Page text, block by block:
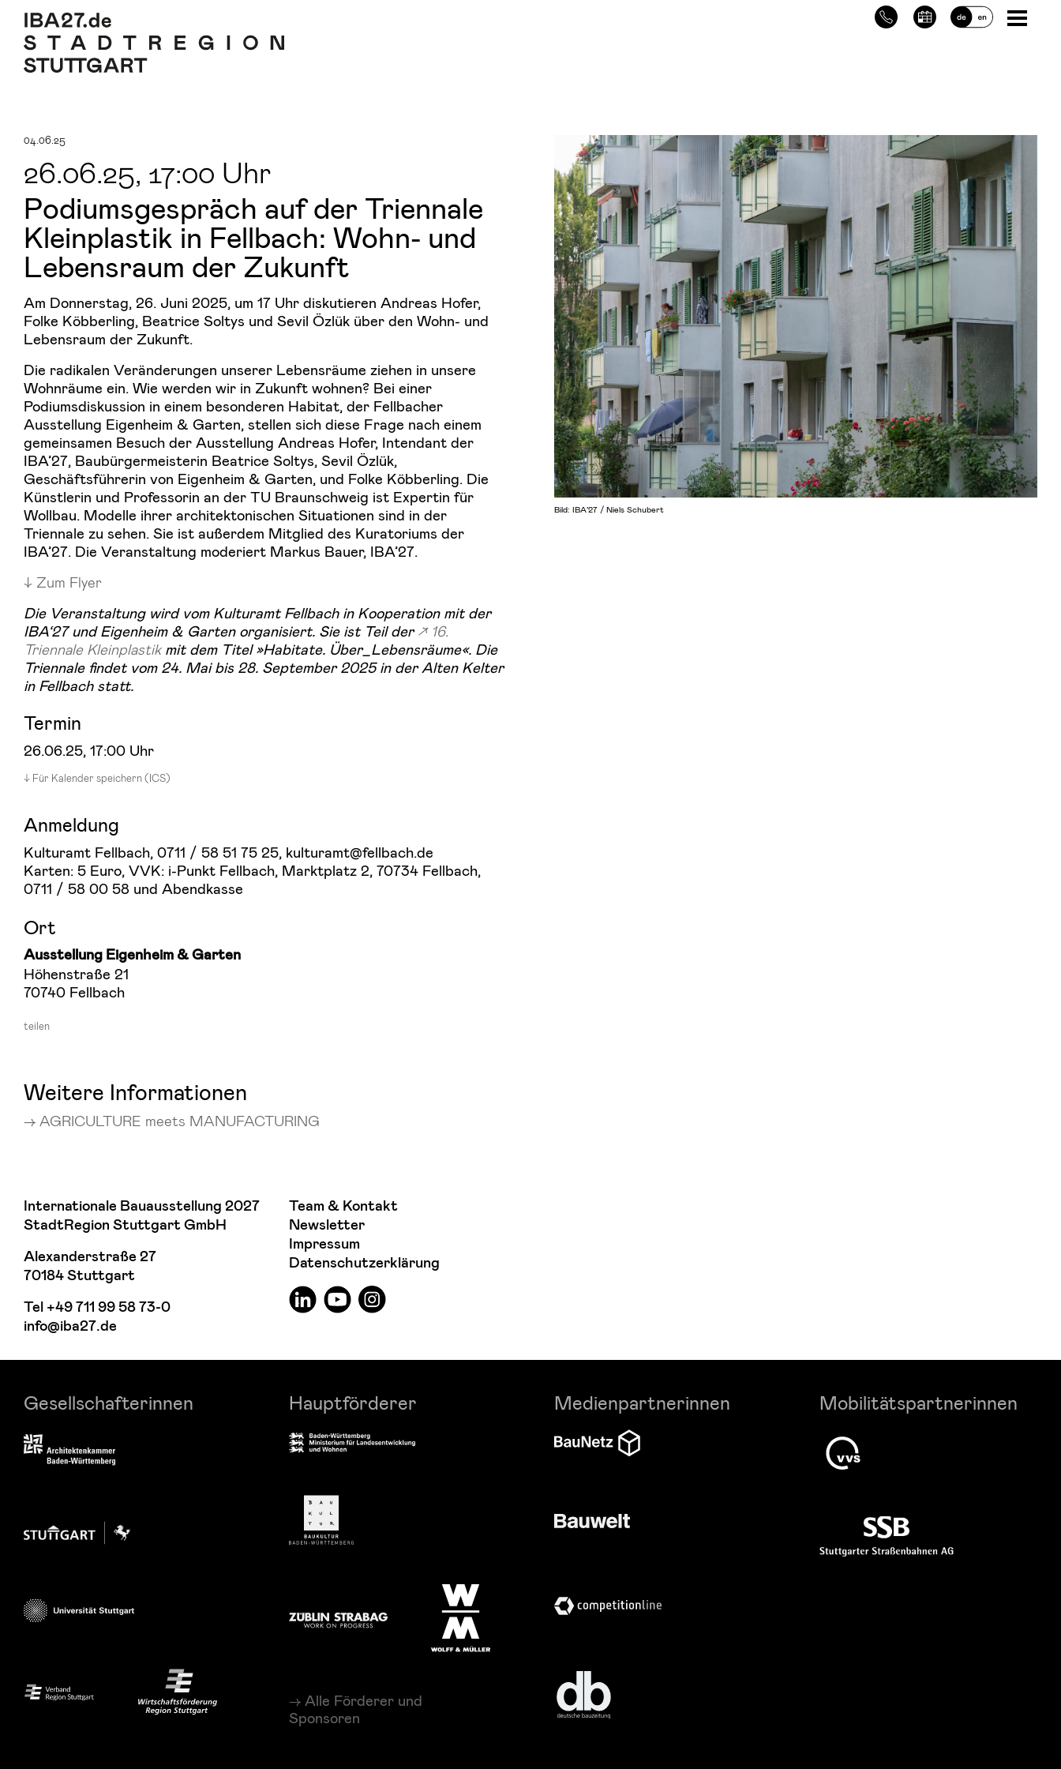
04.06.25
26.06.25 , 17:00 Uhr
Podiumsgespräch auf der Triennale
Kleinplastik in Fellbach: Wohn- und
Lebensraum der Zukunft
Am Donnerstag, 26. Juni 2025, um 17 Uhr diskutieren Andreas Hofer,
Folke Köbberling, Beatrice Soltys und Sevil Özlük über den Wohn- und
Lebensraum der Zukunft.
Die radikalen Veränderungen unserer Lebensräume ziehen in unsere
Wohnräume ein. Wie werden wir in Zukunft wohnen? Bei einer
Podiumsdiskussion in einem besonderen Habitat, der Fellbacher
Ausstellung Eigenheim & Garten, stellen sich diese Frage nach einem
gemeinsamen Besuch der Ausstellung Andreas Hofer, Intendant der
IBA’27, Baubürgermeisterin Beatrice Soltys, Sevil Özlük,
Geschäftsführerin von Eigenheim & Garten, und Folke Köbberling. Die
Künstlerin und Professorin an der TU Braunschweig ist Expertin für
Wollbau. Modelle ihrer architektonischen Situationen sind in der
Triennale zu sehen. Sie ist außerdem Mitglied des Kuratoriums der
IBA’27. Die Veranstaltung moderiert Markus Bauer, IBA’27.
Zum Flyer
Die Veranstaltung wird vom Kulturamt Fellbach in Kooperation mit der
IBA‘27 und Eigenheim & Garten organisiert. Sie ist Teil der
16.
Triennale Kleinplastikmit dem Titel »Habitate. Über_Lebensräume«. Die
Triennale findet vom 24. Mai bis 28. September 2025 in der Alten Kelter
in Fellbach statt.
Termin
26.06.25, 17:00 Uhr
Für Kalender speichern (ICS)
Anmeldung
Kulturamt Fellbach, 0711 / 58 51 75 25, kulturamt@fellbach.de
Karten: 5 Euro, VVK: i-Punkt Fellbach, Marktplatz 2, 70734 Fellbach,
0711 / 58 00 58 und Abendkasse
Ort
Ausstellung Eigenheim & Garten
Höhenstraße 21
70740 Fellbach
teilen
Weitere Informationen
AGRICULTURE meets MANUFACTURING
Bild: IBA’27 / Niels Schubert
Internationale Bauausstellung 2027
StadtRegion Stuttgart GmbH
Alexanderstraße 27
70184 Stuttgart
Tel +49 711 99 58 73-0
info@iba27.de
Team & Kontakt
Newsletter
Impressum
Datenschutzerklärung
Gesellschafterinnen Hauptförderer
Alle Förderer und
Sponsoren
Medienpartnerinnen Mobilitätspartnerinnen